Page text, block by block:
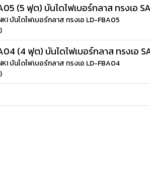
(5 ฟุต) บันไดไฟเบอร์กลาส ทรงเอ
บันไดไฟเบอร์กลาส ทรงเอ LD-FBA05
(4 ฟุต) บันไดไฟเบอร์กลาส ทรงเอ
บันไดไฟเบอร์กลาส ทรงเอ LD-FBA04